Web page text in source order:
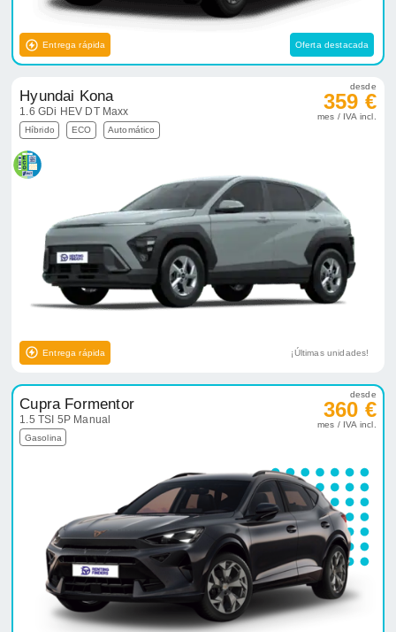
Entrega rápida Oferta destacada
Hyundai Kona
1.6 GDi HEV DT Maxx
Híbrido ECO Automático
desde
359 €
mes / IVA incl.
Entrega rápida ¡Últimas unidades!
Cupra Formentor
1.5 TSI 5P Manual
Gasolina
desde
360 €
mes / IVA incl.